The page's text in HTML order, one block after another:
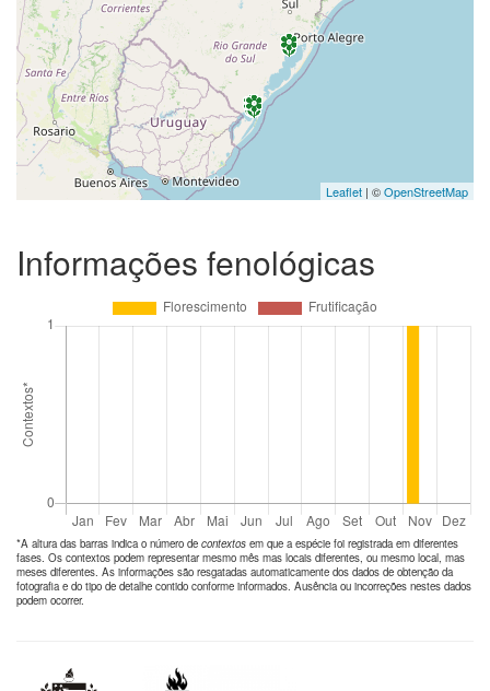
Leaflet | ©OpenStreetMap
Informações fenológicas
*A altura das barras indica o número de contextos em que a espécie foi registrada em diferentes
fases. Os contextos podem representar mesmo mês mas locais diferentes, ou mesmo local, mas
meses diferentes. As informações são resgatadas automaticamente dos dados de obtenção da
fotografia e do tipo de detalhe contido conforme informados. Ausência ou incorreções nestes dados
podem ocorrer.